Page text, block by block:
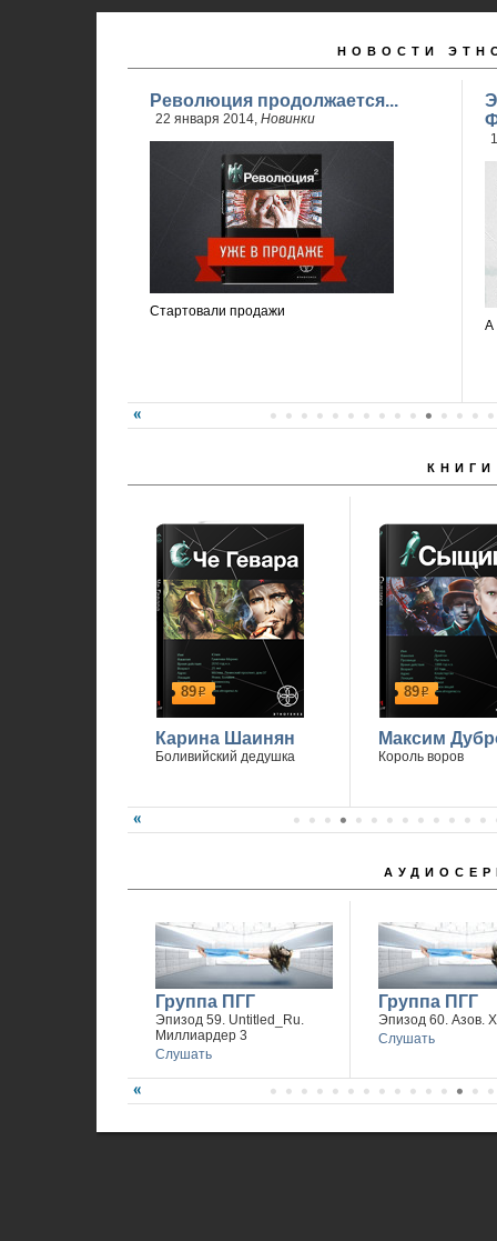
НОВОСТИ
Революция продолжается...
22 января 2014, Новинки
Стартовали продажи
А
КНИГИ
89р
Карина Шаинян
Боливийский дедушка
89р
Максим
Король воров
Группа ПГГ
Эпизод 59. Untitled_Ru.
Миллиардер 3
Слушать
Группа ПГГ
Эпизод 60. Азов.
Слушать